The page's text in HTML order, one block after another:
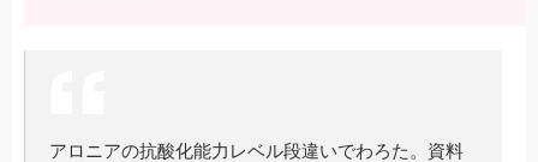
アロニアの抗酸化能力レベル段違いでわろた。資料